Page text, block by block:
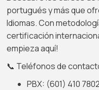
portugués y más que
Idiomas. Con
certificación
empieza aquí!
📞 Teléfonos de
PBX: (601) 410 7802